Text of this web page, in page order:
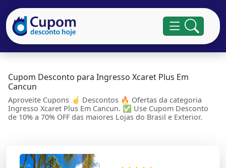
Cupom Desconto para Ingresso Xcaret Plus Em
Cancun
Aproveite Cupons ☝ Descontos 🔥 Ofertas da categoria
Ingresso Xcaret Plus Em Cancun. ✅ Use Cupom Desconto
de 10% a 70% OFF das maiores Lojas do Brasil e Exterior.